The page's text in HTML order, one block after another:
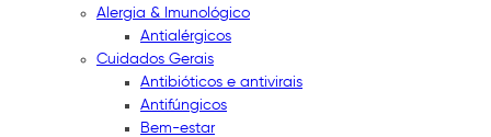
Alergia & Imunológico
Antialérgicos
Cuidados Gerais
Antibióticos e antivirais
Antifúngicos
Bem-estar